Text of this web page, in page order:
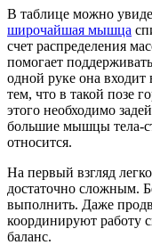
В таблице можно
широчайшая мышца
счет распределения
помогает
одной руке она
тем, что в такой позе
этого необходимо
большие мышцы тела-
относится.
На первый взгляд
достаточно сложным.
выполнить. Даже
координируют работу
баланс.